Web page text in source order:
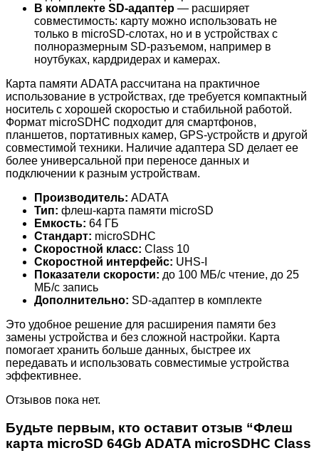
В комплекте SD-адаптер — расширяет
совместимость: карту можно использовать не
только в microSD-слотах, но и в устройствах с
полноразмерным SD-разъемом, например в
ноутбуках, кардридерах и камерах.
Карта памяти ADATA рассчитана на практичное
использование в устройствах, где требуется компактный
носитель с хорошей скоростью и стабильной работой.
Формат microSDHC подходит для смартфонов,
планшетов, портативных камер, GPS-устройств и другой
совместимой техники. Наличие адаптера SD делает ее
более универсальной при переносе данных и
подключении к разным устройствам.
Производитель: ADATA
Тип: флеш-карта памяти microSD
Емкость: 64 ГБ
Стандарт: microSDHC
Скоростной класс: Class 10
Скоростной интерфейс: UHS-I
Показатели скорости: до 100 МБ/с чтение, до 25
МБ/с запись
Дополнительно: SD-адаптер в комплекте
Это удобное решение для расширения памяти без
замены устройства и без сложной настройки. Карта
помогает хранить больше данных, быстрее их
передавать и использовать совместимые устройства
эффективнее.
Отзывов пока нет.
Будьте первым, кто оставит отзыв “Флеш
карта microSD 64Gb ADATA microSDHC Class